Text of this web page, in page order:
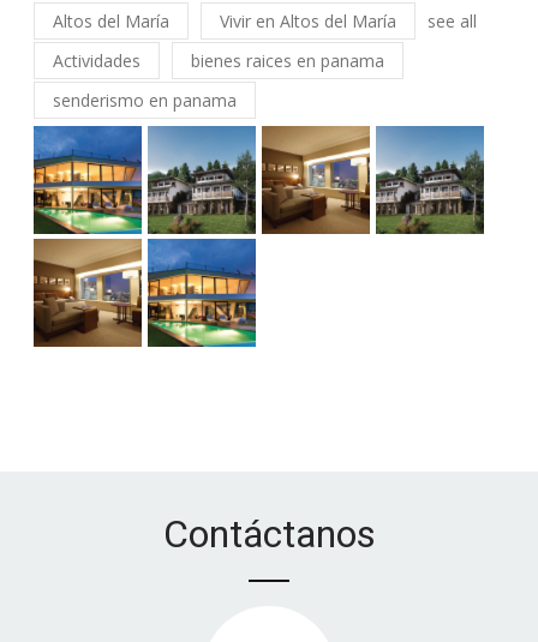
Altos del María
Vivir en Altos del María
Actividades
bienes raices en panama
senderismo en panama
see all
Contáctanos